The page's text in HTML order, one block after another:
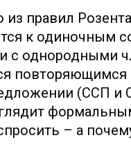
из правил
к одиночным
с однородными
повторяющимся
(ССП и
– а